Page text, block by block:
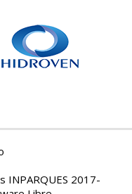
INPARQUES 2017-